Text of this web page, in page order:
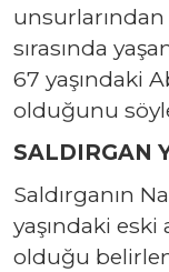
unsurlarından
sırasında
67 yaşındaki
olduğunu
SALDIRGAN
Saldırganın
yaşındaki
olduğu